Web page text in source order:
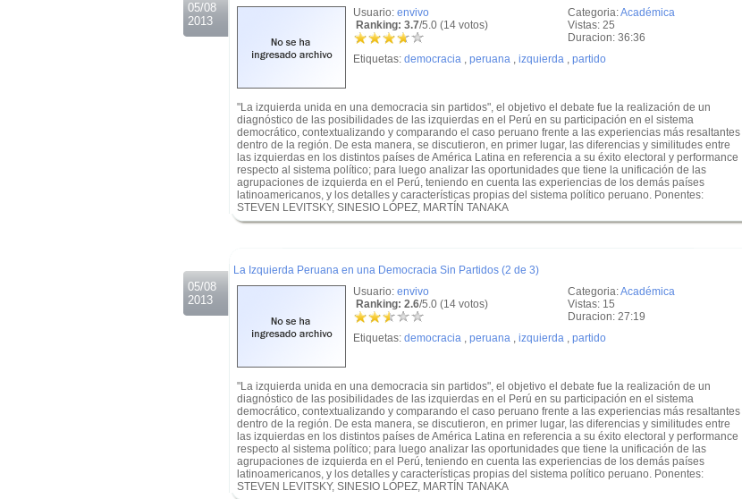
05/08
2013
Categoria:Académica
Vistas: 25
Duracion: 36:36
Usuario: envivo
Ranking: 3.7/5.0 (14 votos)
Etiquetas: democracia , peruana , izquierda , partido
"La izquierda unida en una democracia sin partidos", el objetivo el debate fue la realización de un
diagnóstico de las posibilidades de las izquierdas en el Perú en su participación en el sistema
democrático, contextualizando y comparando el caso peruano frente a las experiencias más resaltantes
dentro de la región. De esta manera, se discutieron, en primer lugar, las diferencias y similitudes entre
las izquierdas en los distintos países de América Latina en referencia a su éxito electoral y performance
respecto al sistema político; para luego analizar las oportunidades que tiene la unificación de las
agrupaciones de izquierda en el Perú, teniendo en cuenta las experiencias de los demás países
latinoamericanos, y los detalles y características propias del sistema político peruano. Ponentes:
STEVEN LEVITSKY, SINESIO LÓPEZ, MARTÍN TANAKA
05/08
2013
La Izquierda Peruana en una Democracia Sin Partidos (2 de 3)
Categoria:Académica
Vistas: 15
Duracion: 27:19
Usuario: envivo
Ranking: 2.6/5.0 (14 votos)
Etiquetas: democracia , peruana , izquierda , partido
"La izquierda unida en una democracia sin partidos", el objetivo el debate fue la realización de un
diagnóstico de las posibilidades de las izquierdas en el Perú en su participación en el sistema
democrático, contextualizando y comparando el caso peruano frente a las experiencias más resaltantes
dentro de la región. De esta manera, se discutieron, en primer lugar, las diferencias y similitudes entre
las izquierdas en los distintos países de América Latina en referencia a su éxito electoral y performance
respecto al sistema político; para luego analizar las oportunidades que tiene la unificación de las
agrupaciones de izquierda en el Perú, teniendo en cuenta las experiencias de los demás países
latinoamericanos, y los detalles y características propias del sistema político peruano. Ponentes:
STEVEN LEVITSKY, SINESIO LÓPEZ, MARTÍN TANAKA